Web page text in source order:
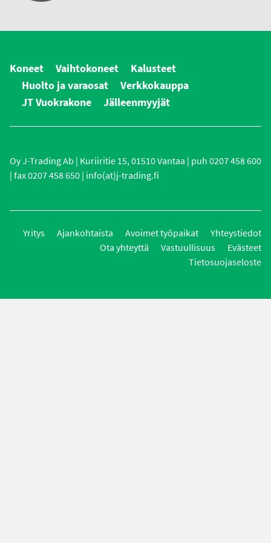
Koneet Vaihtokoneet
Kalusteet
Huolto ja varaosat
Verkkokauppa
JT Vuokrakone
Jälleenmyyjät
Oy J-Trading Ab | Kuriiritie 15, 01510 Vantaa | puh 0207 458 600
| fax 0207 458 650 | info(at)j-trading.fi
Yritys Ajankohtaista Avoimet työpaikat
Yhteystiedot
Ota yhteyttä
Vastuullisuus
Evästeet
Tietosuojaseloste